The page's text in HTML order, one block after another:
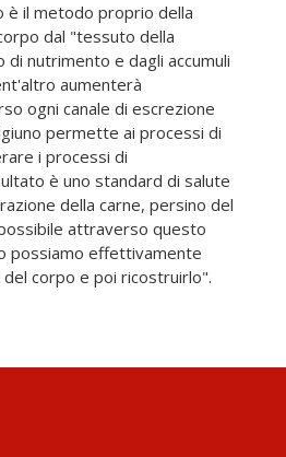
è il metodo proprio della
dal "tessuto della
di nutrimento e dagli accumuli
aumenterà
ogni canale di escrezione
permette ai processi di
i processi di
è uno standard di salute
della carne, persino del
attraverso questo
possiamo effettivamente
corpo e poi ricostruirlo".